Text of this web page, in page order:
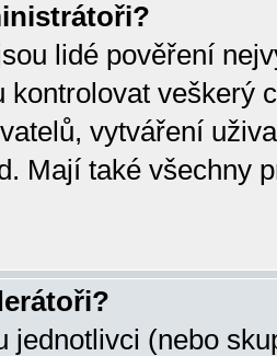
lidé pověření
kontrolovat veškerý
vytváření
Mají také všechny
jednotlivci (nebo